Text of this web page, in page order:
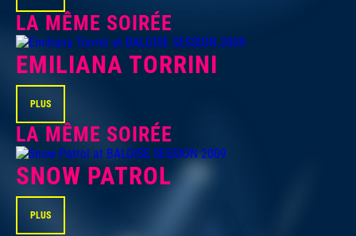
LA MÊME SOIRÉE
EMILIANA TORRINI
PLUS
LA MÊME SOIRÉE
SNOW PATROL
PLUS